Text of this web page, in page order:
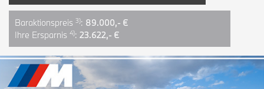
Baraktionspreis 3): 89.000,- €
Ihre Ersparnis 4): 23.622,- €